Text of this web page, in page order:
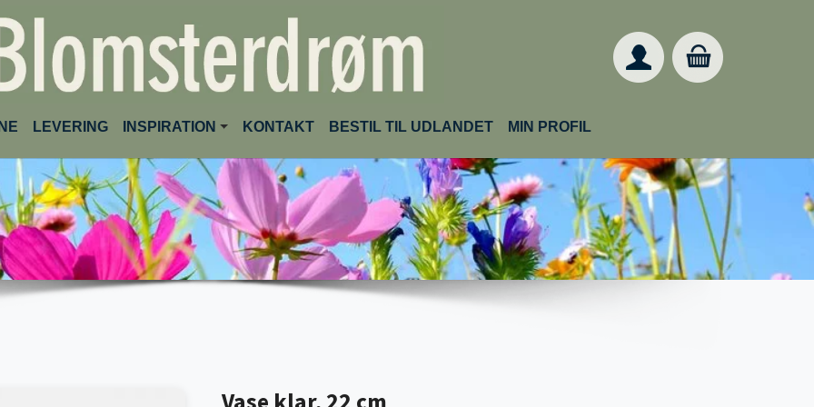
(CURRENT)
LEVERING INSPIRATION KONTAKT BESTIL TIL UDLANDET MIN PROFIL